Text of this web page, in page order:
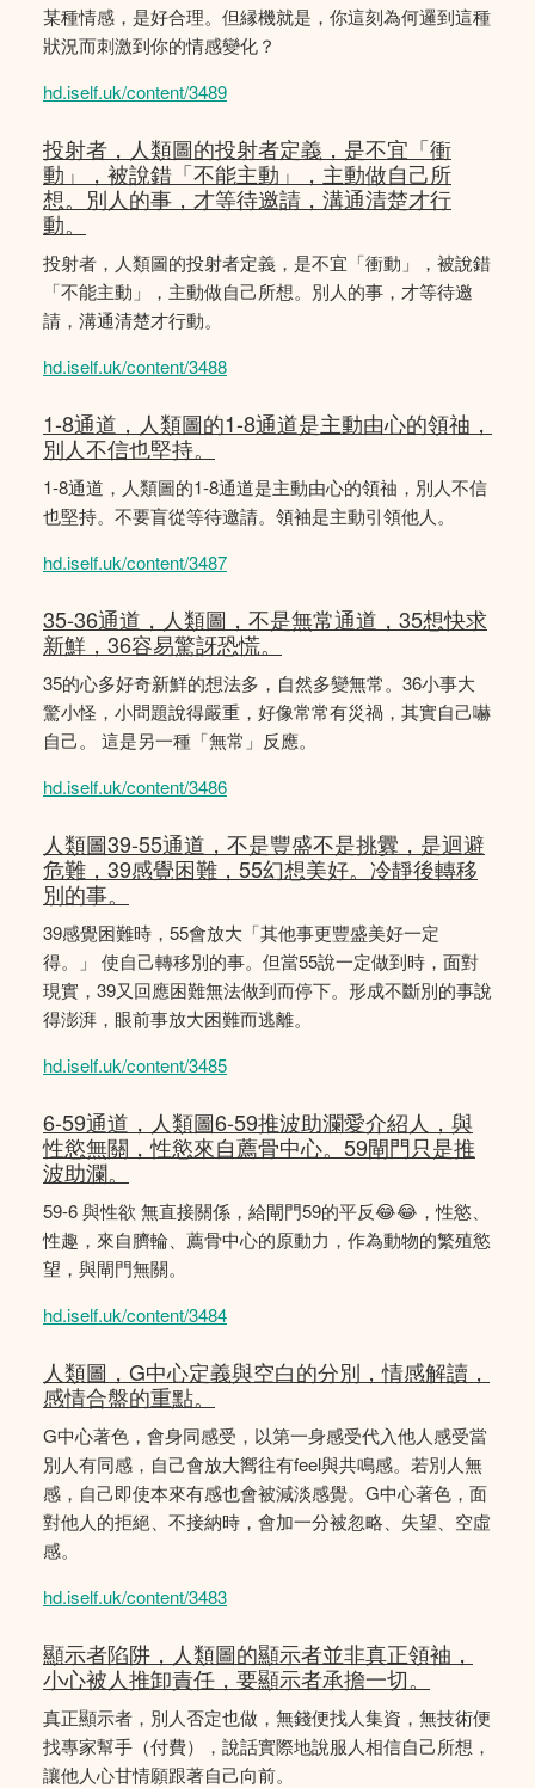
某種情感，是好合理。但縁機就是，你這刻為何邏到這種
狀況而刺激到你的情感變化？
hd.iself.uk/content/3489
投射者，人類圖的投射者定義，是不宜「衝
動」，被說錯「不能主動」，主動做自己所
想。別人的事，才等待邀請，溝通清楚才行
動。
投射者，人類圖的投射者定義，是不宜「衝動」，被說錯
「不能主動」，主動做自己所想。別人的事，才等待邀
請，溝通清楚才行動。
hd.iself.uk/content/3488
1-8通道，人類圖的1-8通道是主動由心的領䄂，
別人不信也堅持。
1-8通道，人類圖的1-8通道是主動由心的領䄂，別人不信
也堅持。不要盲從等待邀請。領袖是主動引領他人。
hd.iself.uk/content/3487
35-36通道，人類圖，不是無常通道，35想快求
新鮮，36容易驚訝恐慌。
35的心多好奇新鮮的想法多，自然多變無常。36小事大
驚小怪，小問題說得嚴重，好像常常有災禍，其實自己嚇
自己。 這是另一種「無常」反應。
hd.iself.uk/content/3486
人類圖39-55通道，不是豐盛不是挑釁，是迴避
危難，39感覺困難，55幻想美好。冷靜後轉移
別的事。
39感覺困難時，55會放大「其他事更豐盛美好一定
得。」 使自己轉移別的事。但當55說一定做到時，面對
現實，39又回應困難無法做到而停下。形成不斷別的事說
得澎湃，眼前事放大困難而逃離。
hd.iself.uk/content/3485
6-59通道，人類圖6-59推波助瀾愛介紹人，與
性慾無關，性慾來自薦骨中心。59閘門只是推
波助瀾。
59-6 與性欲 無直接關係，給閘門59的平反😂😂，性慾、
性趣，來自臍輪、薦骨中心的原動力，作為動物的繁殖慾
望，與閘門無關。
hd.iself.uk/content/3484
人類圖，G中心定義與空白的分別，情感解讀，
感情合盤的重點。
G中心著色，會身同感受，以第一身感受代入他人感受當
別人有同感，自己會放大嚮往有feel與共鳴感。若別人無
感，自己即使本來有感也會被減淡感覺。G中心著色，面
對他人的拒絕、不接納時，會加一分被忽略、失望、空虛
感。
hd.iself.uk/content/3483
顯示者陷阱，人類圖的顯示者並非真正領袖，
小心被人推卸責任，要顯示者承擔一切。
真正顯示者，別人否定也做，無錢便找人集資，無技術便
找專家幫手（付費），說話實際地說服人相信自己所想，
讓他人心甘情願跟著自己向前。